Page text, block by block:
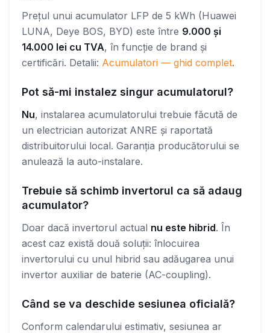
Prețul unui acumulator LFP de 5 kWh (Huawei
LUNA, Deye BOS, BYD) este între 9.000 și
14.000 lei cu TVA, în funcție de brand și
certificări. Detalii: Acumulatori — ghid complet.
Pot să-mi instalez singur acumulatorul?
Nu, instalarea acumulatorului trebuie făcută de
un electrician autorizat ANRE și raportată
distribuitorului local. Garanția producătorului se
anulează la auto-instalare.
Trebuie să schimb invertorul ca să adaug
acumulator?
Doar dacă invertorul actual nu este hibrid. În
acest caz există două soluții: înlocuirea
invertorului cu unul hibrid sau adăugarea unui
invertor auxiliar de baterie (AC-coupling).
Când se va deschide sesiunea oficială?
Conform calendarului estimativ, sesiunea ar